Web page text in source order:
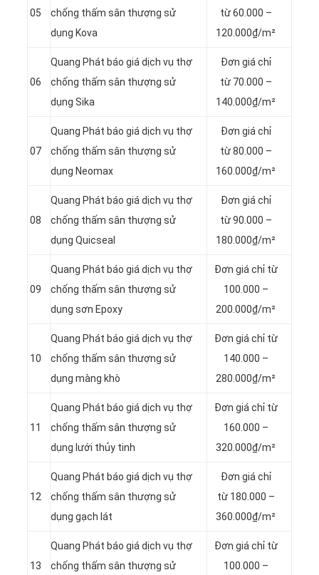
05
chống thấm sân thượng sử
dụng Kova
từ 60.000 –
120.000₫/m²
06
Quang Phát báo giá dịch vụ thợ
chống thấm sân thượng sử
dụng Sika
Đơn giá chỉ
từ 70.000 –
140.000₫/m²
07
Quang Phát báo giá dịch vụ thợ
chống thấm sân thượng sử
dụng Neomax
Đơn giá chỉ
từ 80.000 –
160.000₫/m²
08
Quang Phát báo giá dịch vụ thợ
chống thấm sân thượng sử
dụng Quicseal
Đơn giá chỉ
từ 90.000 –
180.000₫/m²
09
Quang Phát báo giá dịch vụ thợ
chống thấm sân thượng sử
dụng sơn Epoxy
Đơn giá chỉ từ
100.000 –
200.000₫/m²
10
Quang Phát báo giá dịch vụ thợ
chống thấm sân thượng sử
dụng màng khò
Đơn giá chỉ từ
140.000 –
280.000₫/m²
11
Quang Phát báo giá dịch vụ thợ
chống thấm sân thượng sử
dụng lưới thủy tinh
Đơn giá chỉ từ
160.000 –
320.000₫/m²
12
Quang Phát báo giá dịch vụ thợ
chống thấm sân thượng sử
dụng gạch lát
Đơn giá chỉ
từ 180.000 –
360.000₫/m²
13
Quang Phát báo giá dịch vụ thợ
chống thấm sân thượng sử
Đơn giá chỉ từ
100.000 –